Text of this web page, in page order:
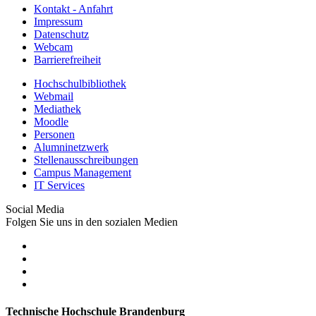
Kontakt - Anfahrt
Impressum
Datenschutz
Webcam
Barrierefreiheit
Hochschulbibliothek
Webmail
Mediathek
Moodle
Personen
Alumninetzwerk
Stellenausschreibungen
Campus Management
IT Services
Social Media
Folgen Sie uns in den sozialen Medien
Technische Hochschule Brandenburg